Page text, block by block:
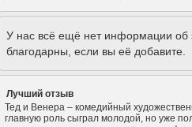
У нас всё ещё нет информации
благодарны, если вы её добавите.
Лучший отзыв
Тед и Венера – комедийный
главную роль сыграл молодой, но уже